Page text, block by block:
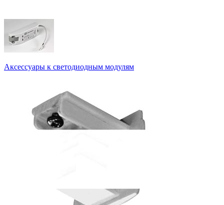
Аксессуары к светодиодным модулям